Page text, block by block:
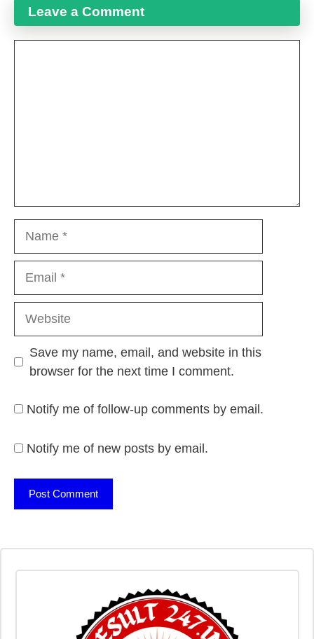
Leave a Comment
Save my name, email, and website in this
browser for the next time I comment.
Notify me of follow-up comments by email.
Notify me of new posts by email.